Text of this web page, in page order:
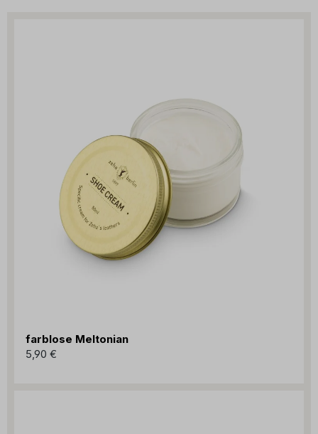
farblose Meltonian
5,90 €